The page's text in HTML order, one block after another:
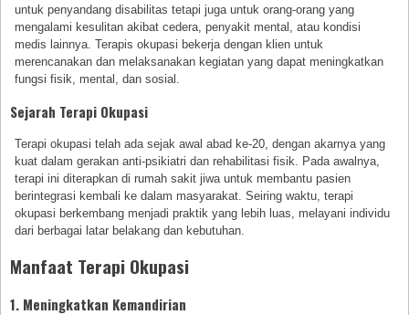
untuk penyandang disabilitas tetapi juga untuk orang-orang yang
mengalami kesulitan akibat cedera, penyakit mental, atau kondisi
medis lainnya. Terapis okupasi bekerja dengan klien untuk
merencanakan dan melaksanakan kegiatan yang dapat meningkatkan
fungsi fisik, mental, dan sosial.
Sejarah Terapi Okupasi
Terapi okupasi telah ada sejak awal abad ke-20, dengan akarnya yang
kuat dalam gerakan anti-psikiatri dan rehabilitasi fisik. Pada awalnya,
terapi ini diterapkan di rumah sakit jiwa untuk membantu pasien
berintegrasi kembali ke dalam masyarakat. Seiring waktu, terapi
okupasi berkembang menjadi praktik yang lebih luas, melayani individu
dari berbagai latar belakang dan kebutuhan.
Manfaat Terapi Okupasi
1. Meningkatkan Kemandirian